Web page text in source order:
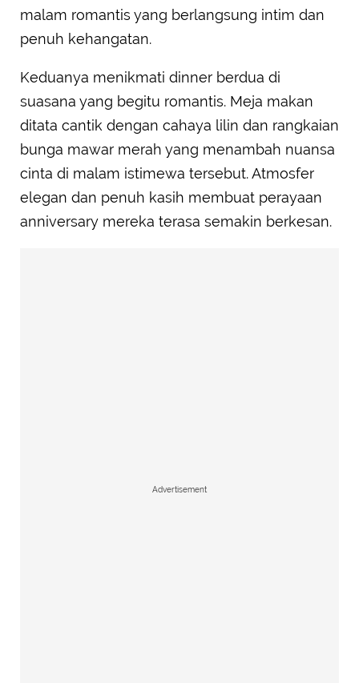
malam romantis yang berlangsung intim dan
penuh kehangatan.
Keduanya menikmati dinner berdua di
suasana yang begitu romantis. Meja makan
ditata cantik dengan cahaya lilin dan rangkaian
bunga mawar merah yang menambah nuansa
cinta di malam istimewa tersebut. Atmosfer
elegan dan penuh kasih membuat perayaan
anniversary mereka terasa semakin berkesan.
Advertisement